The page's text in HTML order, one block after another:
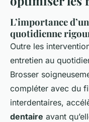
L’importance
quotidienne
Outre les
entretien au
Brosser
compléter avec du
interdentaires,
dentaire avant